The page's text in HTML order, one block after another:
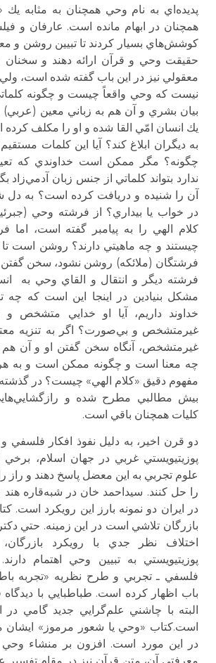
پديده‌اي به نام وحي همچنان به مثابه يك
همچنان در ابهام مانده است. عارفان و
كوشش‌هاي بسيار كردند تا تبيين روشن و
حقيقت وحي و قرآن ارائه دهند و سخنان
معقولي نيز در اين باب گفته شده است،
نيست كه وحي واقعاً چيست و چگونه
بيان بشري و آن هم به زباني معين (عربي)
يك انسان امّي القا شده و او را مكلف كرده
به ديگران ابلاغ كند؟ آيا اين كلمات
چگونه؟ مگر ممكن است خداوندي كه
ندارد بتواند كلماتي از جنس زبان آدمي‌زاد
آن را شنيده و دريافت كرده است؟ به دل
در خواب يا بيداري؟ از فرشته وحي
كلام الهي را به پيامبر گفته است، اما
چيستند و چه ماهيتي دارند؟ روشن است
فرشتگان (ملائكه) روشن نشود، سخن گفتن
فرشته ديگر و انتقال و القاي وحي به
مشكل بنيادين در اينجا اين است كه چه
خداوند داريم، آيا او خدايي متشخص
غيرمتشخص و بي‌صورت؟ اگر به تنزيه
غيرمتشخص، آنگاه سخن گفتن او و آن هم
چه معنا است و چگونه ممكن است و به
مفهوم دقيق «كلام الهي» چيست؟ در
بيش مطالبي مطرح شده و
كليات همچنان باقي است.
دو قرن اخير، به دليل نفوذ افكار فلسفي و
پوزيتيويستي غربي در جهان اسلام، برخي
علوم تجربي به اين معضل پاسخ دهند و راز
را حل كنند. سيداحمد خان در شبه‌قاره
در ايران دو نمونه بارز اين رويكرد است.
بازرگان تلاشي است در اين زمينه. حتي
اختلاف نظر جدي با رويكرد
پوزيتيويستي به تبيين وحي اهتمام
فلسفي ـ تجربي و طرح نظريه «تجربه
باب اظهار كرده است. طباطبايي با
البته با چاشني علم‌گرايي جديد گامي در
است.كتاب «وحي يا شعور مرموز» ايشان
در اين مورد است. افزون بر منشاء وحي